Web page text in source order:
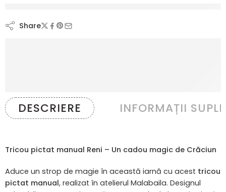
Share
DESCRIERE INFORMAȚII
Tricou pictat manual Reni – Un cadou magic de Crăciun
Aduce un strop de magie în această iarnă cu acest tricou
pictat manual, realizat în atelierul Malabaila. Designul